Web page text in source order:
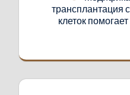
трансплантация
клеток